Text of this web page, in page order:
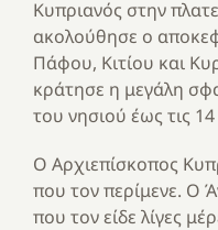
Κυπριανός στην
ακολούθησε ο
Πάφου, Κιτίου και
κράτησε η μεγάλη
του νησιού έως τις
Ο Αρχιεπίσκοπος
που τον περίμενε. Ο
που τον είδε λίγες